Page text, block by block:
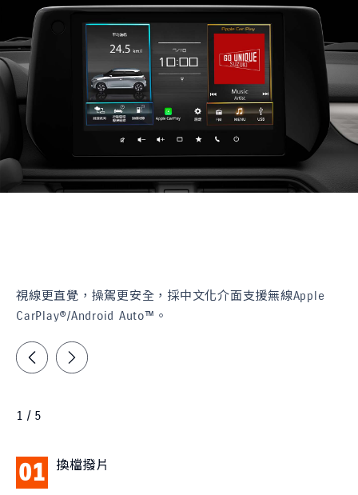
視線更直覺，操駕更安全，採中文化介面支援無線Apple
CarPlay®/Android Auto™。
1 / 5
01 換檔撥片